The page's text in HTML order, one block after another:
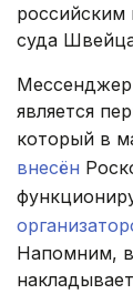
российским
суда
является
который в
внесён
Напомним,